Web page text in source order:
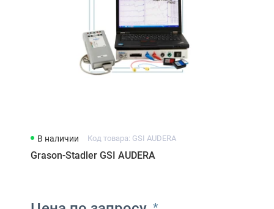
В наличии Код товара: GSI AUDERA
Grason-Stadler GSI AUDERA